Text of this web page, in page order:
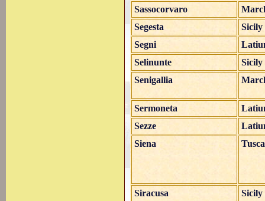
Sassocorvaro
Segesta
Sicily
Segni
Selinunte
Sicily
Senigallia
Sermoneta
Sezze
Siena
Siracusa
Sicily